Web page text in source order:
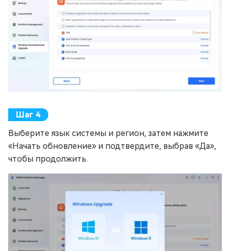
Выберите язык системы и регион, затем нажмите
«Начать обновление» и подтвердите, выбрав «Да»,
чтобы продолжить.